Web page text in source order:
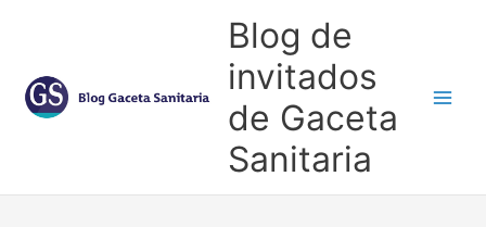
Blog de
invitados
de Gaceta
Sanitaria